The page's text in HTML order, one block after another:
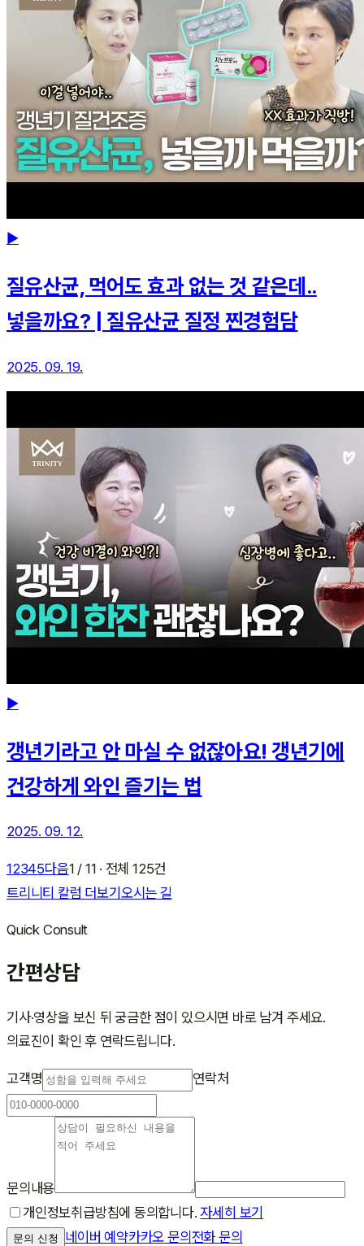
▶
질유산균, 먹어도 효과 없는 것 같은데..
넣을까요? | 질유산균 질정 찐경험담
2025. 09. 19.
▶
갱년기라고 안 마실 수 없잖아요! 갱년기에
건강하게 와인 즐기는 법
2025. 09. 12.
12345다음1 / 11 · 전체 125건
트리니티 칼럼 더보기 오시는 길
Quick Consult
간편상담
기사·영상을 보신 뒤 궁금한 점이 있으시면 바로 남겨 주세요.
의료진이 확인 후 연락드립니다.
고객명 연락처
문의내용
개인정보취급방침에 동의합니다. 자세히 보기
문의 신청 네이버 예약카카오 문의 전화 문의